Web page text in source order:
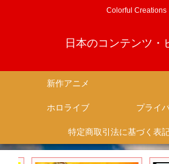
Colorful Creations
日本のコンテンツ・
新作アニメ
ホロライブ